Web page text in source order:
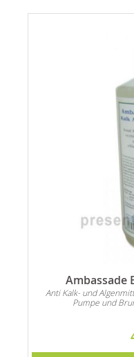
Ambassade
Anti Kalk- und
Pumpe und